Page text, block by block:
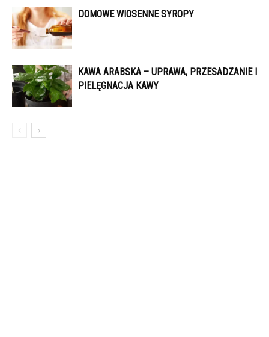
DOMOWE WIOSENNE SYROPY
KAWA ARABSKA – UPRAWA, PRZESADZANIE I
PIELĘGNACJA KAWY